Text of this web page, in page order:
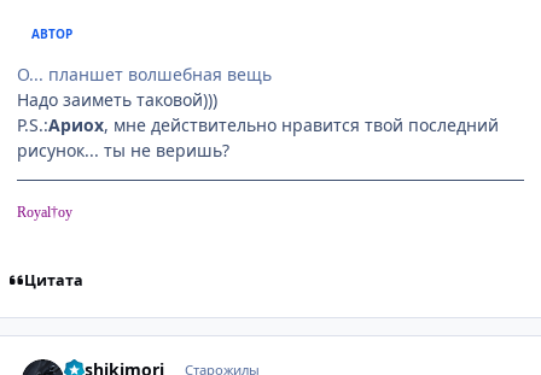
АВТОР
О... планшет волшебная вещь
Надо заиметь таковой)))
P.S.:Ариох, мне действительно нравится твой последний
рисунок... ты не веришь?
Royal†oy
Цитата
Kashikimori Старожилы